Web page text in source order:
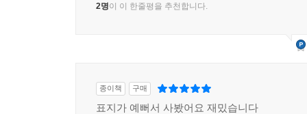
2명이 이 한줄평을 추천합니다.
종이책 구매
표지가 예뻐서 사봤어요 재밌습니다